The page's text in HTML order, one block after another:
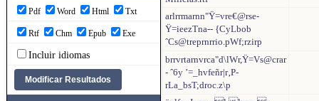
Pdf Word Html Txt
Rtf Chm Epub Exe
Incluir idiomas
arlrrmarnn"Ÿ=vre€@rse-
Ÿ=ieezTna-- {CyLbob
ˆCs@treprnrrio.pWf;rzirp
brrvrtarnvrca"d\lWr,Ÿ=Vs@crar
- ˆ6y ’=_hvfeñr|r‚P-
rLa_bsT;droc.z\p